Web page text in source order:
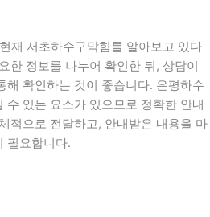
재 서초하수구막힘를 알아보고 있다
한 정보를 나누어 확인한 뒤, 상담이
해 확인하는 것이 좋습니다. 은평하수
수 있는 요소가 있으므로 정확한 안내
적으로 전달하고, 안내받은 내용을 마
필요합니다.